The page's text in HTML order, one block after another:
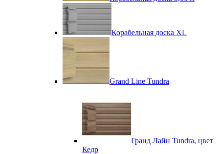
Корабельная доска XL
Grand Line Tundra
Гранд Лайн Tundra, цвет
Кедр